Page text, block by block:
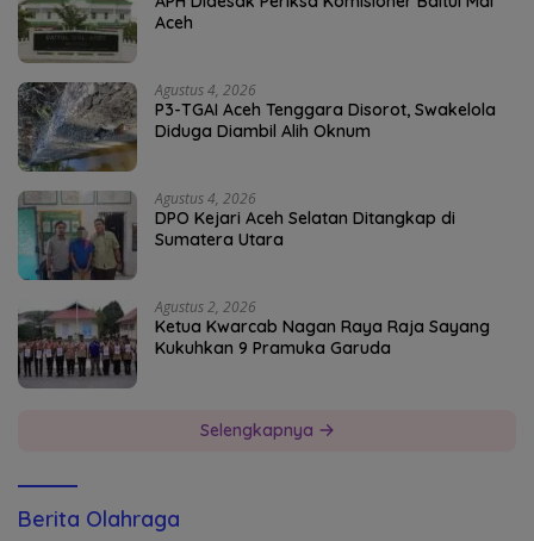
Aceh
Agustus 4, 2026
P3-TGAI Aceh Tenggara Disorot, Swakelola
Diduga Diambil Alih Oknum
Agustus 4, 2026
DPO Kejari Aceh Selatan Ditangkap di
Sumatera Utara
Agustus 2, 2026
Ketua Kwarcab Nagan Raya Raja Sayang
Kukuhkan 9 Pramuka Garuda
Selengkapnya
Berita Olahraga